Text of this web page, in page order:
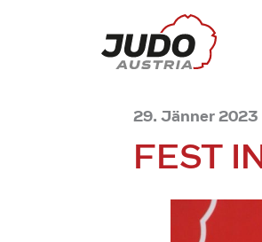
29. Jänner 2023
FEST